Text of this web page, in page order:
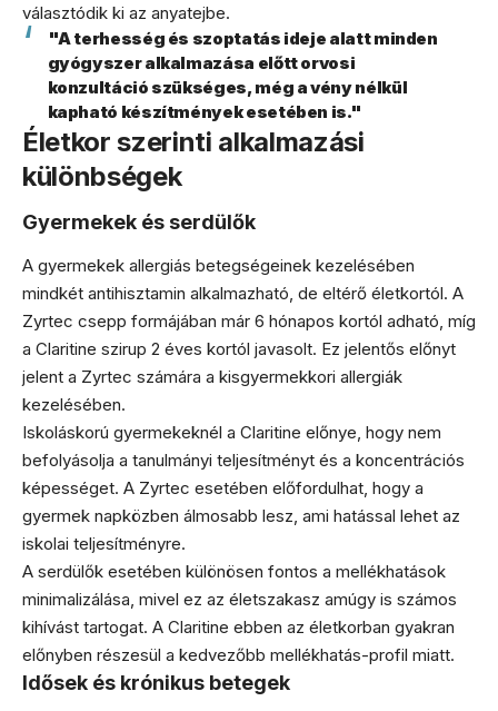
választódik ki az anyatejbe.
"A terhesség és szoptatás ideje alatt minden
gyógyszer alkalmazása előtt orvosi
konzultáció szükséges, még a vény nélkül
kapható készítmények esetében is."
Életkor szerinti alkalmazási
különbségek
Gyermekek és serdülők
A gyermekek allergiás betegségeinek kezelésében
mindkét antihisztamin alkalmazható, de eltérő életkortól. A
Zyrtec csepp formájában már 6 hónapos kortól adható, míg
a Claritine szirup 2 éves kortól javasolt. Ez jelentős előnyt
jelent a Zyrtec számára a kisgyermekkori allergiák
kezelésében.
Iskoláskorú gyermekeknél a Claritine előnye, hogy nem
befolyásolja a tanulmányi teljesítményt és a koncentrációs
képességet. A Zyrtec esetében előfordulhat, hogy a
gyermek napközben álmosabb lesz, ami hatással lehet az
iskolai teljesítményre.
A serdülők esetében különösen fontos a mellékhatások
minimalizálása, mivel ez az életszakasz amúgy is számos
kihívást tartogat. A Claritine ebben az életkorban gyakran
előnyben részesül a kedvezőbb mellékhatás-profil miatt.
Idősek és krónikus betegek